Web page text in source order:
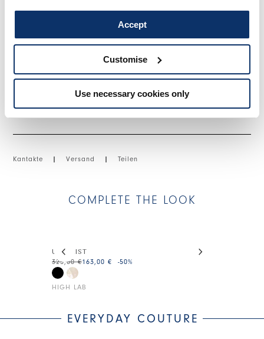
Accept
Customise
Use necessary cookies only
EINZELHEITEN ZUM PRODUKT
Kantakte | Versand | Teilen
COMPLETE THE LOOK
ULTRAIST
HIGH LAB
325,00 €163,00 € -50%
EVERYDAY COUTURE